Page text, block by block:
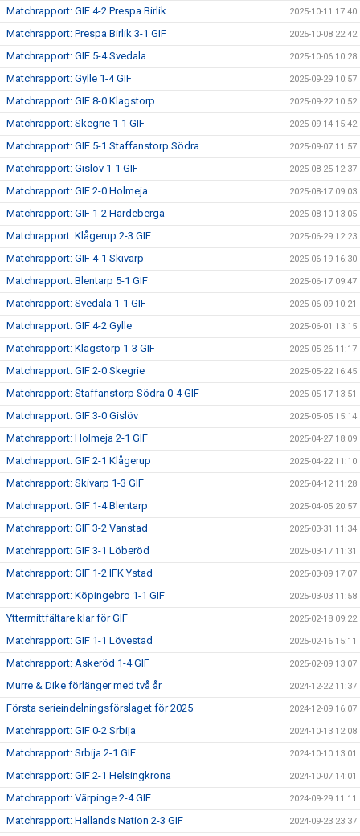
Matchrapport: GIF 4-2 Prespa Birlik 2025-10-11 17:40
Matchrapport: Prespa Birlik 3-1 GIF 2025-10-08 22:42
Matchrapport: GIF 5-4 Svedala 2025-10-06 10:28
Matchrapport: Gylle 1-4 GIF 2025-09-29 10:57
Matchrapport: GIF 8-0 Klagstorp 2025-09-22 10:52
Matchrapport: Skegrie 1-1 GIF 2025-09-14 15:42
Matchrapport: GIF 5-1 Staffanstorp Södra 2025-09-07 11:57
Matchrapport: Gislöv 1-1 GIF 2025-08-25 12:37
Matchrapport: GIF 2-0 Holmeja 2025-08-17 09:03
Matchrapport: GIF 1-2 Hardeberga 2025-08-10 13:05
Matchrapport: Klågerup 2-3 GIF 2025-06-29 12:23
Matchrapport: GIF 4-1 Skivarp 2025-06-19 16:30
Matchrapport: Blentarp 5-1 GIF 2025-06-17 09:47
Matchrapport: Svedala 1-1 GIF 2025-06-09 10:21
Matchrapport: GIF 4-2 Gylle 2025-06-01 13:15
Matchrapport: Klagstorp 1-3 GIF 2025-05-26 11:17
Matchrapport: GIF 2-0 Skegrie 2025-05-22 16:45
Matchrapport: Staffanstorp Södra 0-4 GIF 2025-05-17 13:51
Matchrapport: GIF 3-0 Gislöv 2025-05-05 15:14
Matchrapport: Holmeja 2-1 GIF 2025-04-27 18:09
Matchrapport: GIF 2-1 Klågerup 2025-04-22 11:10
Matchrapport: Skivarp 1-3 GIF 2025-04-12 11:28
Matchrapport: GIF 1-4 Blentarp 2025-04-05 20:57
Matchrapport: GIF 3-2 Vanstad 2025-03-31 11:34
Matchrapport: GIF 3-1 Löberöd 2025-03-17 11:31
Matchrapport: GIF 1-2 IFK Ystad 2025-03-09 17:07
Matchrapport: Köpingebro 1-1 GIF 2025-03-03 11:58
Yttermittfältare klar för GIF 2025-02-18 09:22
Matchrapport: GIF 1-1 Lövestad 2025-02-16 15:11
Matchrapport: Askeröd 1-4 GIF 2025-02-09 13:07
Murre & Dike förlänger med två år 2024-12-22 11:37
Första serieindelningsförslaget för 2025 2024-12-09 16:07
Matchrapport: GIF 0-2 Srbija 2024-10-13 12:08
Matchrapport: Srbija 2-1 GIF 2024-10-10 13:01
Matchrapport: GIF 2-1 Helsingkrona 2024-10-07 14:01
Matchrapport: Värpinge 2-4 GIF 2024-09-29 11:11
Matchrapport: Hallands Nation 2-3 GIF 2024-09-23 23:37